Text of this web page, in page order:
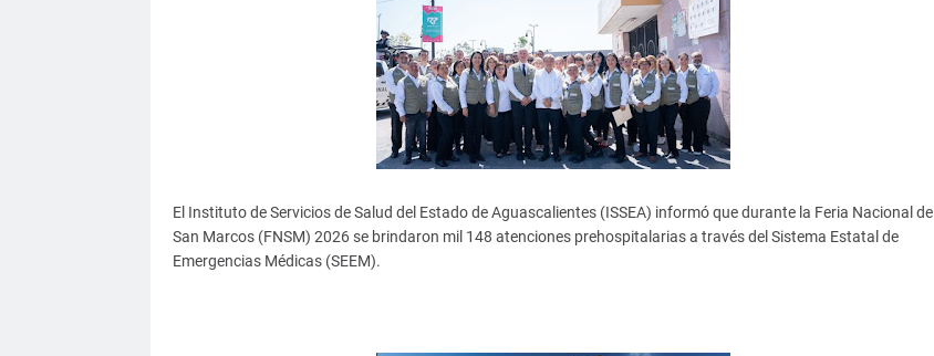
El Instituto de Servicios de Salud del Estado de Aguascalientes (ISSEA) informó que durante la Feria Nacional de
San Marcos (FNSM) 2026 se brindaron mil 148 atenciones prehospitalarias a través del Sistema Estatal de
Emergencias Médicas (SEEM).